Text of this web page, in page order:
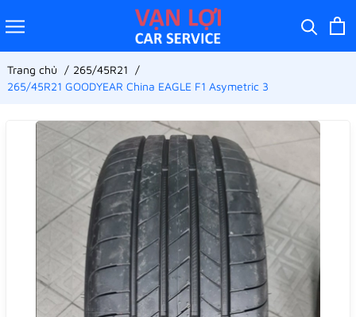
Trang chủ
265/45R21
265/45R21 GOODYEAR China EAGLE F1 Asymetric 3